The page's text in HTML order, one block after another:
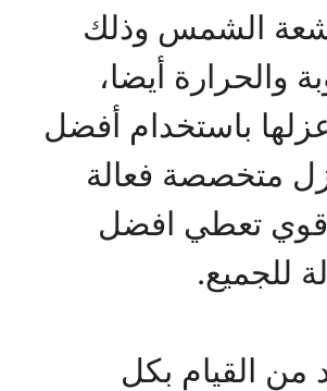
الشمس وذلك
والحرارة أيضا،
باستخدام أفضل
متخصصة فعالة
قوي تعطي افضل
للجميع.
من القيام بكل